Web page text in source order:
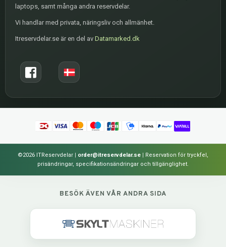
laptops, samt många andra reservdelar.
Vi handlar med privata, näringsliv och allmänhet.
Itreservdelar.se är en del av Datamarked.dk
©2026 ITReservdelar | order@itreservdelar.se | Reservation för tryckfel,
prisändringar, specifikationsändringar och tillgänglighet.
BESÖK ÄVEN VÅR ANDRA SIDA